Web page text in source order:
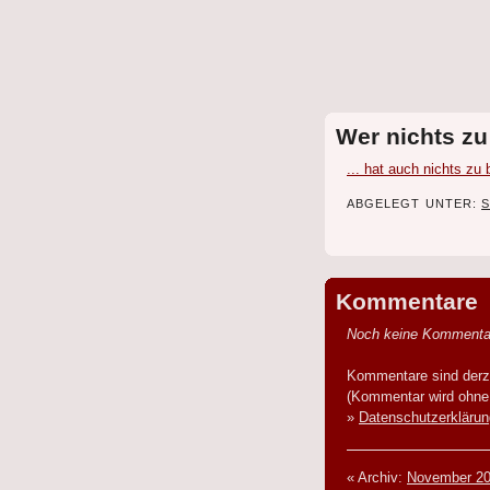
Wer nichts
... hat auch nichts zu
ABGELEGT UNTER:
Kommentare
Noch keine
Kommentare sind
(Kommentar wird
»
« Archiv: November